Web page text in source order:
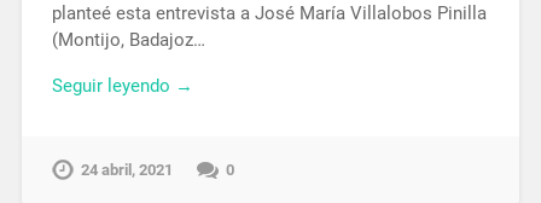
planteé esta entrevista a José María Villalobos Pinilla
(Montijo, Badajoz…
Seguir leyendo →
24 abril, 2021 0